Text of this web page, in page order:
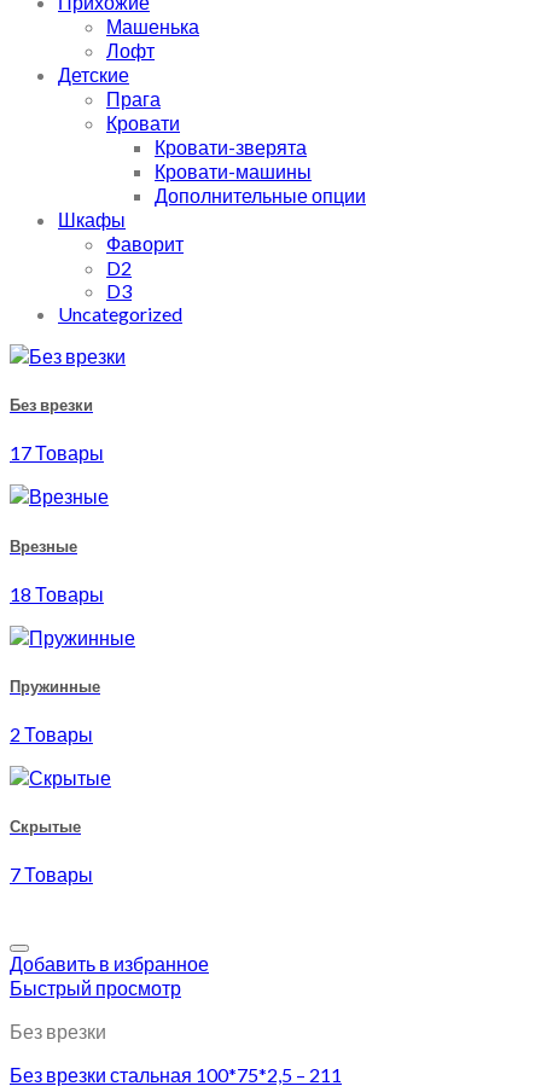
Машенька
Лофт
Детские
Прага
Кровати
Кровати-зверята
Кровати-машины
Дополнительные опции
Шкафы
Фаворит
D2
D3
Uncategorized
Без врезки
17 Товары
Врезные
18 Товары
Пружинные
2 Товары
Скрытые
7 Товары
Добавить в избранное
Быстрый просмотр
Без врезки
Без врезки стальная 100*75*2,5 – 211